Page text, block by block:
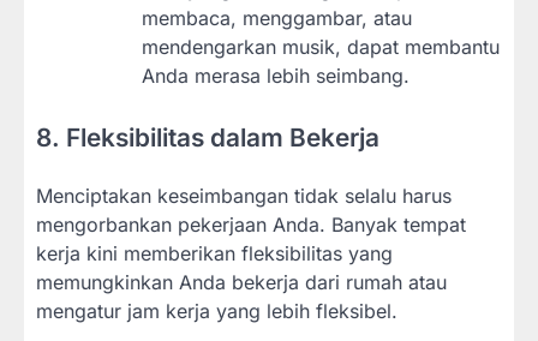
membaca, menggambar, atau
mendengarkan musik, dapat membantu
Anda merasa lebih seimbang.
8. Fleksibilitas dalam Bekerja
Menciptakan keseimbangan tidak selalu harus
mengorbankan pekerjaan Anda. Banyak tempat
kerja kini memberikan fleksibilitas yang
memungkinkan Anda bekerja dari rumah atau
mengatur jam kerja yang lebih fleksibel.